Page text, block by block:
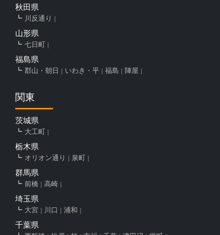
秋田県
川反通り
山形県
七日町
福島県
郡山・朝日 いわき・平 福島 陣屋
関東
茨城県
大工町
栃木県
オリオン通り 泉町
群馬県
前橋 高崎
埼玉県
大宮 川口 浦和
千葉県